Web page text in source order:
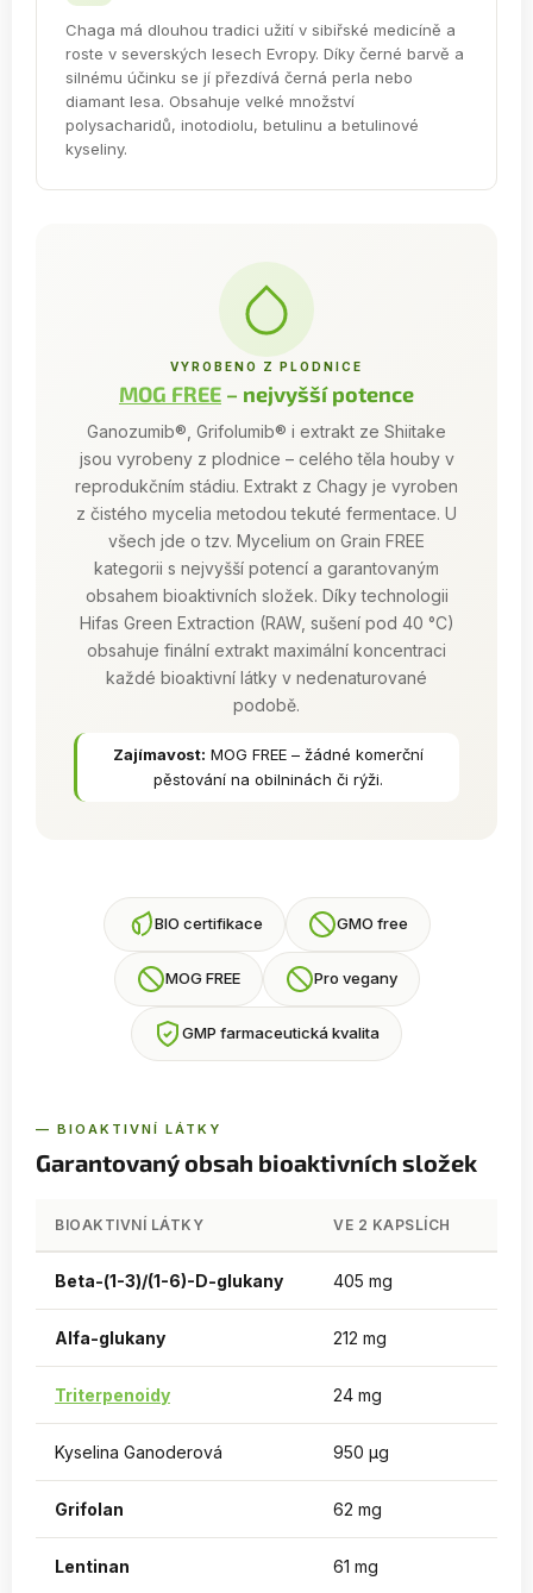
Chaga má dlouhou tradici užití v sibiřské medicíně a
roste v severských lesech Evropy. Díky černé barvě a
silnému účinku se jí přezdívá černá perla nebo
diamant lesa. Obsahuje velké množství
polysacharidů, inotodiolu, betulinu a betulinové
kyseliny.
VYROBENO Z PLODNICE
MOG FREE – nejvyšší potence
Ganozumib®, Grifolumib® i extrakt ze Shiitake
jsou vyrobeny z plodnice – celého těla houby v
reprodukčním stádiu. Extrakt z Chagy je vyroben
z čistého mycelia metodou tekuté fermentace. U
všech jde o tzv. Mycelium on Grain FREE
kategorii s nejvyšší potencí a garantovaným
obsahem bioaktivních složek. Díky technologii
Hifas Green Extraction (RAW, sušení pod 40 °C)
obsahuje finální extrakt maximální koncentraci
každé bioaktivní látky v nedenaturované
podobě.
Zajímavost: MOG FREE – žádné komerční
pěstování na obilninách či rýži.
BIO certifikace GMO free
MOG FREE Pro vegany
GMP farmaceutická kvalita
— BIOAKTIVNÍ LÁTKY
Garantovaný obsah bioaktivních složek
BIOAKTIVNÍ LÁTKY VE 2 KAPSLÍCH
Beta-(1-3)/(1-6)-D-glukany 405 mg
Alfa-glukany 212 mg
Triterpenoidy 24 mg
Kyselina Ganoderová 950 µg
Grifolan 62 mg
Lentinan 61 mg